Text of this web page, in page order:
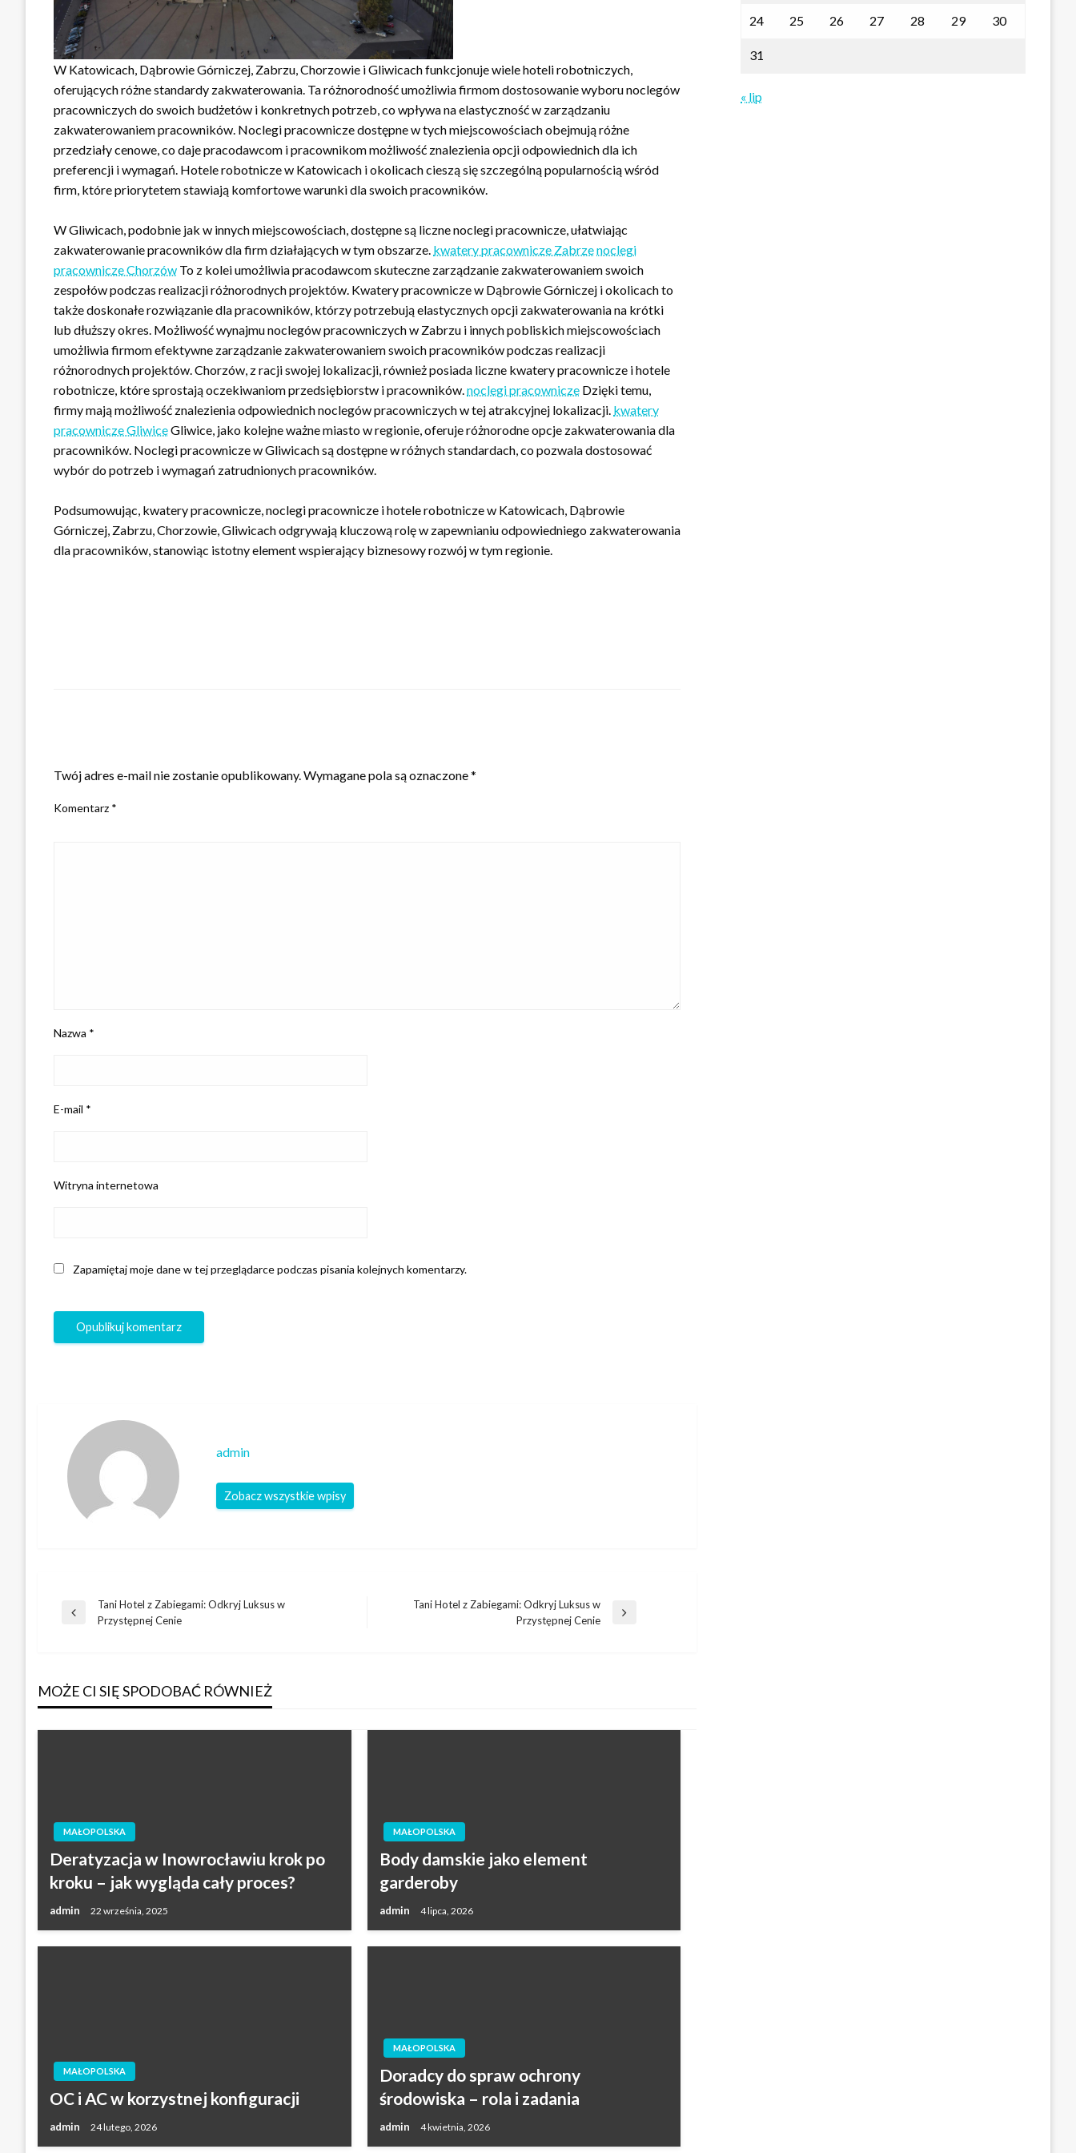
W Katowicach, Dąbrowie Górniczej, Zabrzu, Chorzowie i Gliwicach funkcjonuje wiele hoteli robotniczych,
oferujących różne standardy zakwaterowania. Ta różnorodność umożliwia firmom dostosowanie wyboru noclegów
pracowniczych do swoich budżetów i konkretnych potrzeb, co wpływa na elastyczność w zarządzaniu
zakwaterowaniem pracowników. Noclegi pracownicze dostępne w tych miejscowościach obejmują różne
przedziały cenowe, co daje pracodawcom i pracownikom możliwość znalezienia opcji odpowiednich dla ich
preferencji i wymagań. Hotele robotnicze w Katowicach i okolicach cieszą się szczególną popularnością wśród
firm, które priorytetem stawiają komfortowe warunki dla swoich pracowników.
W Gliwicach, podobnie jak w innych miejscowościach, dostępne są liczne noclegi pracownicze, ułatwiając
zakwaterowanie pracowników dla firm działających w tym obszarze. kwatery pracownicze Zabrzenoclegi
pracownicze Chorzów To z kolei umożliwia pracodawcom skuteczne zarządzanie zakwaterowaniem swoich
zespołów podczas realizacji różnorodnych projektów. Kwatery pracownicze w Dąbrowie Górniczej i okolicach to
także doskonałe rozwiązanie dla pracowników, którzy potrzebują elastycznych opcji zakwaterowania na krótki
lub dłuższy okres. Możliwość wynajmu noclegów pracowniczych w Zabrzu i innych pobliskich miejscowościach
umożliwia firmom efektywne zarządzanie zakwaterowaniem swoich pracowników podczas realizacji
różnorodnych projektów. Chorzów, z racji swojej lokalizacji, również posiada liczne kwatery pracownicze i hotele
robotnicze, które sprostają oczekiwaniom przedsiębiorstw i pracowników.noclegi pracownicze Dzięki temu,
firmy mają możliwość znalezienia odpowiednich noclegów pracowniczych w tej atrakcyjnej lokalizacji. kwatery
pracownicze GliwiceGliwice, jako kolejne ważne miasto w regionie, oferuje różnorodne opcje zakwaterowania dla
pracowników. Noclegi pracownicze w Gliwicach są dostępne w różnych standardach, co pozwala dostosować
wybór do potrzeb i wymagań zatrudnionych pracowników.
Podsumowując, kwatery pracownicze, noclegi pracownicze i hotele robotnicze w Katowicach, Dąbrowie
Górniczej, Zabrzu, Chorzowie, Gliwicach odgrywają kluczową rolę w zapewnianiu odpowiedniego zakwaterowania
dla pracowników, stanowiąc istotny element wspierający biznesowy rozwój w tym regionie.
Twój adres e-mail nie zostanie opublikowany.Wymagane pola są oznaczone*
Komentarz *
Nazwa *
E-mail *
Witryna internetowa
Zapamiętaj moje dane w tej przeglądarce podczas pisania kolejnych komentarzy.
admin
Zobacz wszystkie wpisy
Nawigacja
Poprzedni
Tani Hotel z Zabiegami: Odkryj Luksus w
Przystępnej Cenie
Tani Hotel z Zabiegami: Odkryj Luksus w
Przystępnej Cenie
MOŻE CI SIĘ SPODOBAĆ RÓWNIEŻ
MAŁOPOLSKA
Deratyzacja w Inowrocławiu krok po
kroku – jak wygląda cały proces?
admin 22 września, 2025
MAŁOPOLSKA
Body damskie jako element
garderoby
admin 4 lipca, 2026
MAŁOPOLSKA
OC i AC w korzystnej konfiguracji
admin 24 lutego, 2026
MAŁOPOLSKA
Doradcy do spraw ochrony
środowiska – rola i zadania
admin 4 kwietnia, 2026
24 25 26 27 28 29 30
31
« lip